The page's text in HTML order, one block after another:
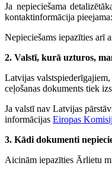
Ja nepieciešama
kontaktinformācija pieejama:
Nepieciešams iepazīties arī
2. Valstī, kurā uzturos,
Latvijas
ceļošanas dokuments tiek
Ja valstī nav Latvijas
informācijas Eiropas
3. Kādi dokumenti
Aicinām iepazīties Ārlietu